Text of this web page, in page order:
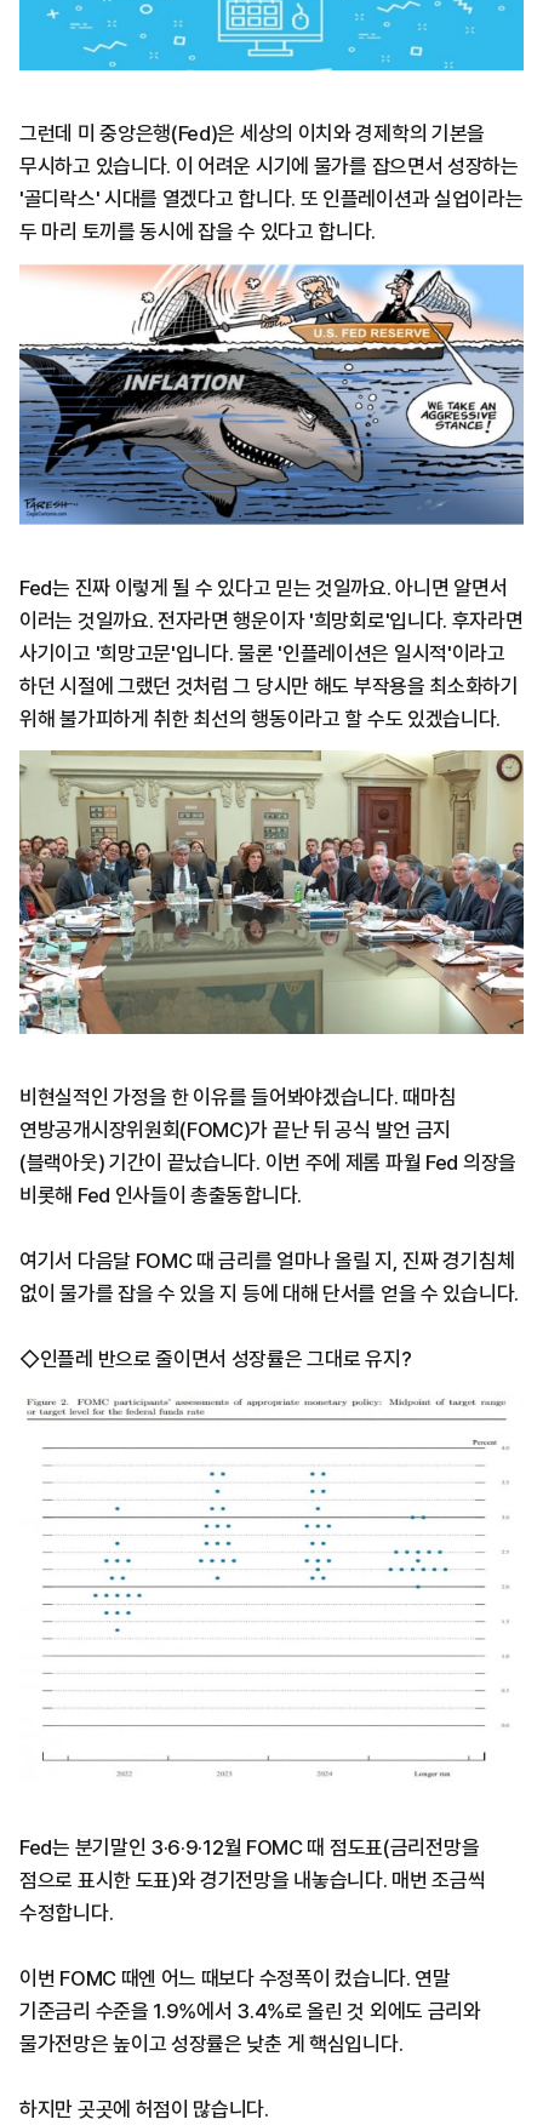
그런데 미 중앙은행(Fed)은 세상의 이치와 경제학의 기본을
무시하고 있습니다. 이 어려운 시기에 물가를 잡으면서 성장하는
'골디락스' 시대를 열겠다고 합니다. 또 인플레이션과 실업이라는
두 마리 토끼를 동시에 잡을 수 있다고 합니다.
Fed는 진짜 이렇게 될 수 있다고 믿는 것일까요. 아니면 알면서
이러는 것일까요. 전자라면 행운이자 '희망회로'입니다. 후자라면
사기이고 '희망고문'입니다. 물론 '인플레이션은 일시적'이라고
하던 시절에 그랬던 것처럼 그 당시만 해도 부작용을 최소화하기
위해 불가피하게 취한 최선의 행동이라고 할 수도 있겠습니다.
비현실적인 가정을 한 이유를 들어봐야겠습니다. 때마침
연방공개시장위원회(FOMC)가 끝난 뒤 공식 발언 금지
(블랙아웃) 기간이 끝났습니다. 이번 주에 제롬 파월 Fed 의장을
비롯해 Fed 인사들이 총출동합니다.
여기서 다음달 FOMC 때 금리를 얼마나 올릴 지, 진짜 경기침체
없이 물가를 잡을 수 있을 지 등에 대해 단서를 얻을 수 있습니다.
◇인플레 반으로 줄이면서 성장률은 그대로 유지?
Fed는 분기말인 3·6·9·12월 FOMC 때 점도표(금리전망을
점으로 표시한 도표)와 경기전망을 내놓습니다. 매번 조금씩
수정합니다.
이번 FOMC 때엔 어느 때보다 수정폭이 컸습니다. 연말
기준금리 수준을 1.9%에서 3.4%로 올린 것 외에도 금리와
물가전망은 높이고 성장률은 낮춘 게 핵심입니다.
하지만 곳곳에 허점이 많습니다.